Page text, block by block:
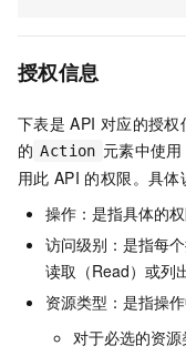
授权信息
下表是 API 对应的授权
的 Action 元素中使
用此 API 的权限。具体
操作：是指具体的权
访问级别：是指每
读取（Read）或列
资源类型：是指操
对于必选的资